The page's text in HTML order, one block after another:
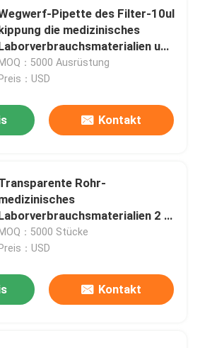
Maschine
WTI-Test-Ausrüstung
Pipette des Filter-10ul
die medizinisches
um,
Umkippungen pipettieren
MOQ：5000 Ausrüstung
Preis：USD
Kontakt
Rohr-
2 ml
zentrifugieren
MOQ：5000 Stücke
Preis：USD
Kontakt